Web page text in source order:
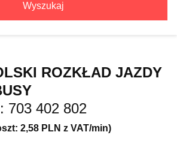
Wyszukaj
ROZKŁAD JAZDY
703 402 802
2,58 PLN z VAT/min)